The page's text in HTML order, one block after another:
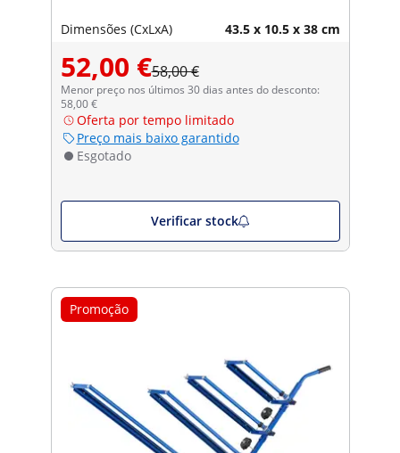
Dimensões (CxLxA) 43.5 x 10.5 x 38 cm
52,00 €58,00 €
Menor preço nos últimos 30 dias antes do desconto:
58,00 €
Oferta por tempo limitado
Preço mais baixo garantido
Esgotado
Verificar stock
Promoção